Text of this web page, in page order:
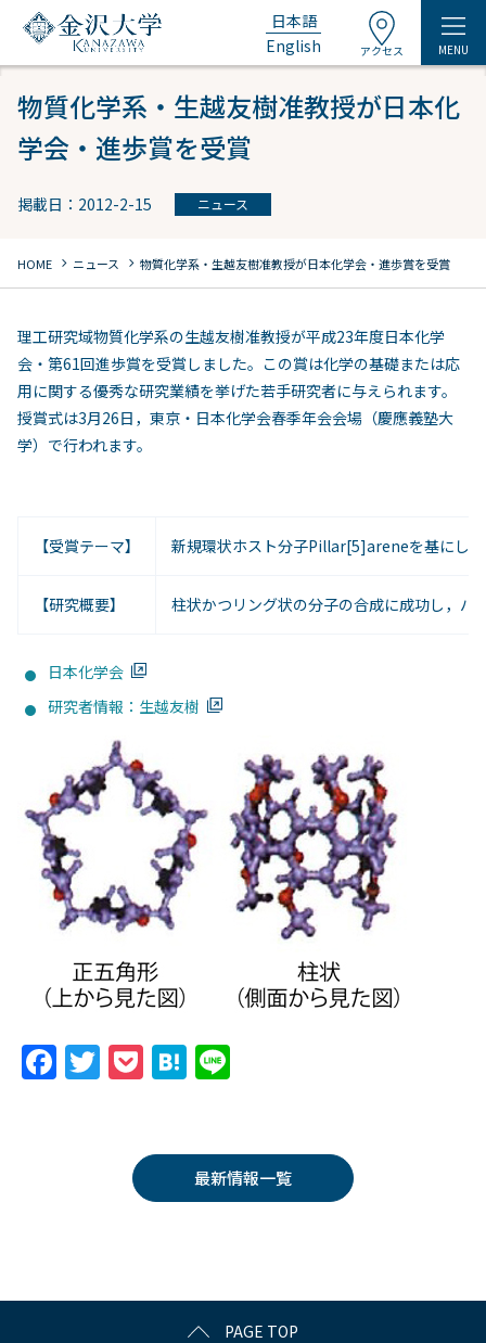
日本語
English
アクセス MENU
物質化学系・生越友樹准教授が日本化
学会・進歩賞を受賞
掲載日：2012-2-15 ニュース
HOME chevron_right ニュース chevron_right 物質化学系・生越友樹准教授が日本化学会・進歩賞を受賞
理工研究域物質化学系の生越友樹准教授が平成23年度日本化学
会・第61回進歩賞を受賞しました。この賞は化学の基礎または応
用に関する優秀な研究業績を挙げた若手研究者に与えられます。
授賞式は3月26日，東京・日本化学会春季年会会場（慶應義塾大
学）で行われます。
【受賞テーマ】 新規環状ホスト分子Pillar[5]areneを基にし
【研究概要】 柱状かつリング状の分子の合成に成功し，
日本化学会
研究者情報：生越友樹
F
k
T
er
P
k
et
H
n
a
最新情報一覧
PAGE TOP